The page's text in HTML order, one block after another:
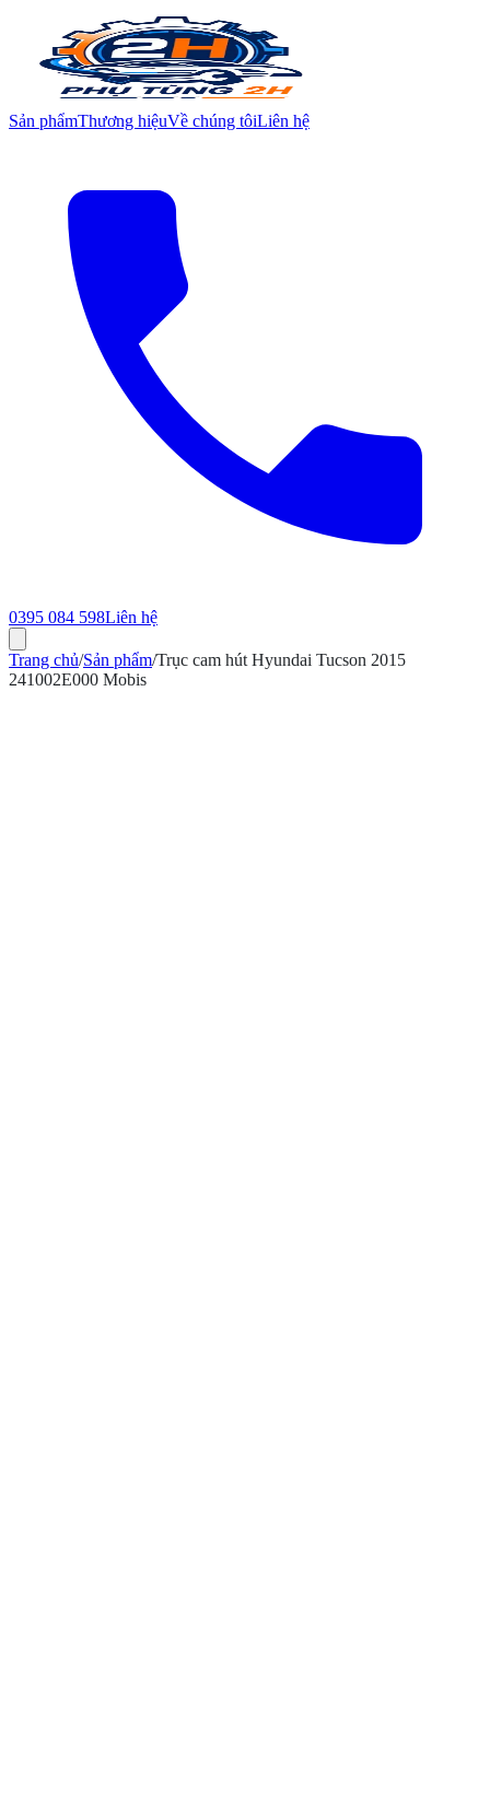
Sản phẩmThương hiệuVề chúng tôiLiên hệ
0395 084 598Liên hệ
Trang chủ/Sản phẩm/Trục cam hút Hyundai Tucson 2015
241002E000 Mobis